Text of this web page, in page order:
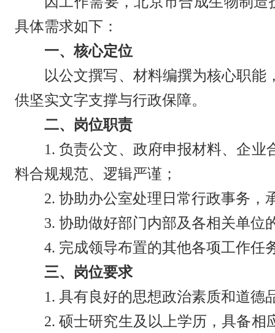
具体需求如下：
一、核心定位
以公文撰写、材料编撰为核心职
供坚实文字支撑与行政保障。
二、岗位职责
1.负责公文、政府申报材料、企业
料合规规范、逻辑严谨；
2. 协助办公室处理日常行政事务，
3. 协助做好部门内部及各相关单位
4. 完成领导布置的其他各项工作任
三、岗位要求
1. 具有良好的思想政治素质和道德
2.硕士研究生及以上学历，具备相